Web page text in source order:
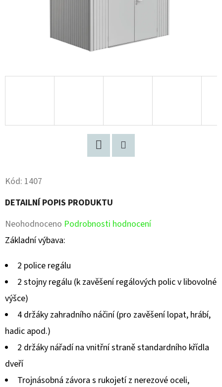
Kód: 1407
DETAILNÍ POPIS PRODUKTU
Průměrné
hodnocení
hvězdiček.
Neohodnoceno Podrobnosti hodnocení
Základní výbava:
2 police regálu
2 stojny regálu (k zavěšení regálových polic v libovolné
výšce)
4 držáky zahradního náčiní (pro zavěšení lopat, hrábí,
hadic apod.)
2 držáky nářadí na vnitřní straně standardního křídla
dveří
Trojnásobná závora s rukojetí z nerezové oceli,